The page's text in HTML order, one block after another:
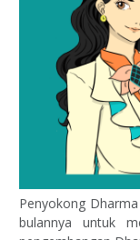
Penyokong
bulannya untuk